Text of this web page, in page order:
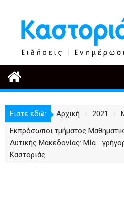
περιεχόμενο
Είστε εδώ: Αρχική 2021
Εκπρόσωποι τμήματος
Δυτικής Μακεδονίας: Μία…
Καστοριάς